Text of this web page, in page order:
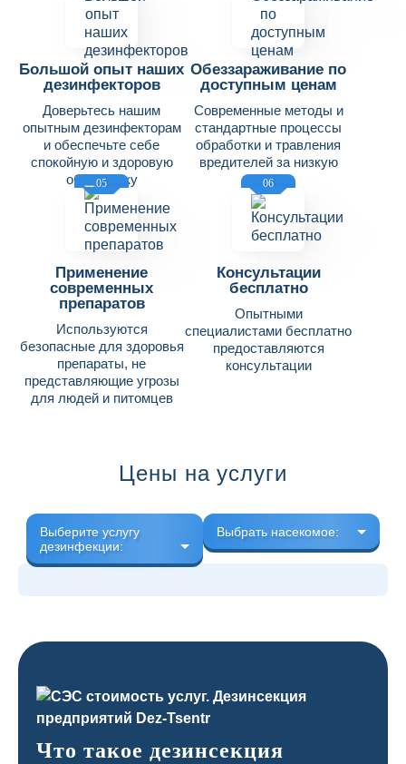
Большой опыт наших
дезинфекторов
Доверьтесь нашим
опытным дезинфекторам
и обеспечьте себе
спокойную и здоровую
обстановку
Обеззараживание по
доступным ценам
Современные методы и
стандартные процессы
обработки и травления
вредителей за низкую
цену
05
Применение
современных
препаратов
Используются
безопасные для здоровья
препараты, не
представляющие угрозы
для людей и питомцев
06
Консультации
бесплатно
Опытными
специалистами бесплатно
предоставляются
консультации
Цены на услуги
Выберите услугу
дезинфекции:
Выбрать насекомое:
Что такое дезинсекция